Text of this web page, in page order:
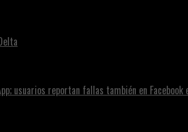
usuarios reportan fallas también en Facebook